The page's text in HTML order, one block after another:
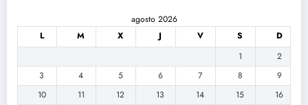
agosto 2026
L
M X J V S
D
1
2
3
4 5 6 7 8
9
10
11 12 13 14 15 16